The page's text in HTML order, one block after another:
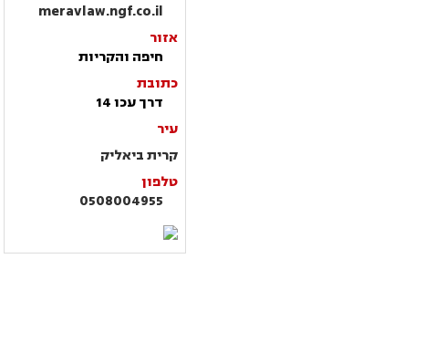
meravlaw.ngf.co.il
אזור
חיפה והקריות
כתובת
דרך עכו 14
עיר
קרית ביאליק
טלפון
0508004955